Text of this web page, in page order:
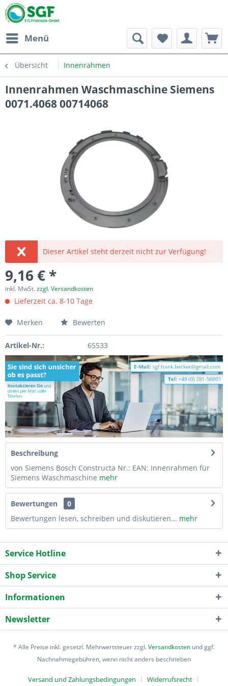
Menü
Übersicht Innenrahmen
Innenrahmen Waschmaschine Siemens
0071.4068 00714068
Dieser Artikel steht derzeit nicht zur Verfügung!
9,16 € *
inkl. MwSt.zzgl. Versandkosten
Lieferzeit ca. 8-10 Tage
Merken Bewerten
Artikel-Nr.: 65533
Beschreibung
von Siemens Bosch Constructa Nr.: EAN: Innenrahmen für
Siemens Waschmaschine mehr
Bewertungen
0
Bewertungen lesen, schreiben und diskutieren... mehr
Service Hotline
Shop Service
Informationen
Newsletter
* Alle Preise inkl. gesetzl. Mehrwertsteuer zzgl.Versandkosten und ggf.
Nachnahmegebühren, wenn nicht anders beschrieben
Versand und Zahlungsbedingungen Widerrufsrecht